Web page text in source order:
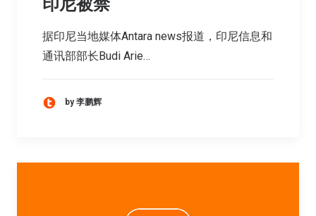
印尼被禁
据印尼当地媒体Antara news报道，印尼信息和
通讯部部长Budi Arie…
by 李鹏辉